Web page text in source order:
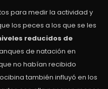
para medir la actividad y
los peces a los que se les
reducidos de
de natación en
no habían recibido
también influyó en los